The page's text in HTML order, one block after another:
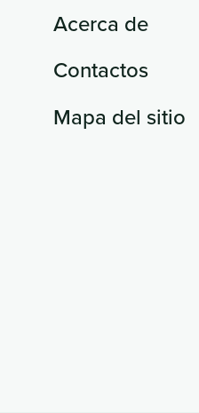
Acerca de
Contactos
Mapa del sitio